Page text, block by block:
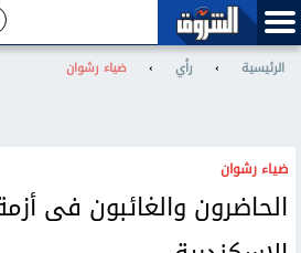
الرئيسية › رأي › ضياء رشوان
ضياء رشوان
الحاضرون والغائبون فى